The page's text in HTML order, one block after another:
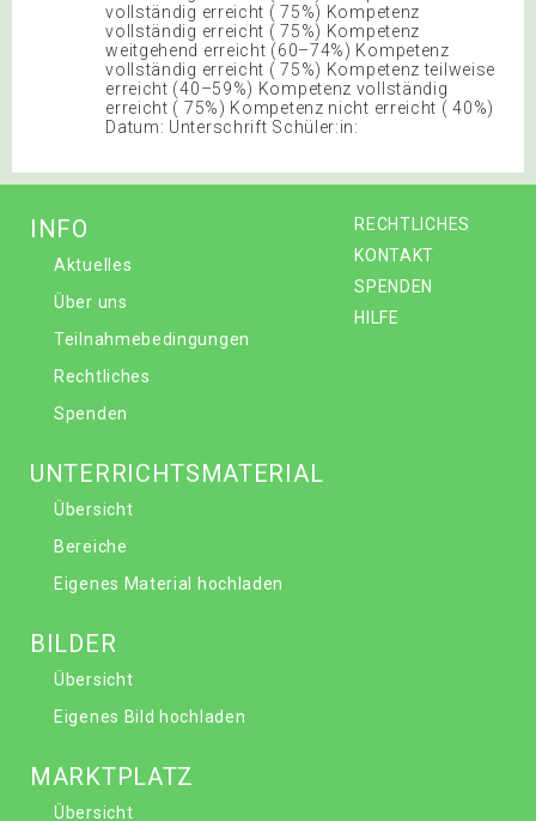
vollständig erreicht ( 75%) Kompetenz
vollständig erreicht ( 75%) Kompetenz
weitgehend erreicht (60–74%) Kompetenz
vollständig erreicht ( 75%) Kompetenz teilweise
erreicht (40–59%) Kompetenz vollständig
erreicht ( 75%) Kompetenz nicht erreicht ( 40%)
Datum: Unterschrift Schüler:in:
RECHTLICHES
KONTAKT
SPENDEN
HILFE
INFO
Aktuelles
Über uns
Teilnahmebedingungen
Rechtliches
Spenden
UNTERRICHTSMATERIAL
Übersicht
Bereiche
Eigenes Material hochladen
BILDER
Übersicht
Eigenes Bild hochladen
MARKTPLATZ
Übersicht